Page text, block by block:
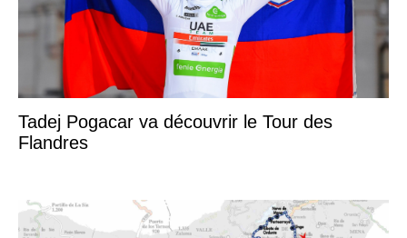
Tadej Pogacar va découvrir le Tour des
Flandres